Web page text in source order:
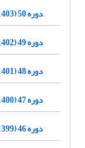
دوره 50 (1403)
دوره 49 (1402)
دوره 48 (1401)
دوره 47 (1400)
دوره 46 (1399)